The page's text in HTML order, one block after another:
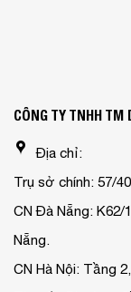
CÔNG TY TNHH TM
Địa chỉ:
Trụ sở chính: 57/
CN Đà Nẵng:
Nẵng.
CN Hà Nội: Tầng